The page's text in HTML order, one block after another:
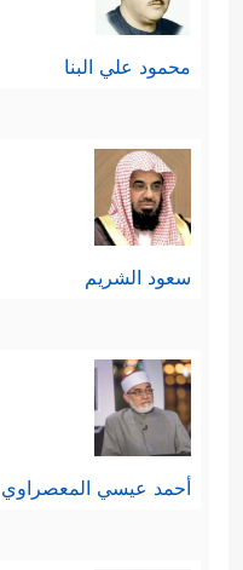
محمود علي البنا
سعود الشريم
أحمد عيسي المعصراوي